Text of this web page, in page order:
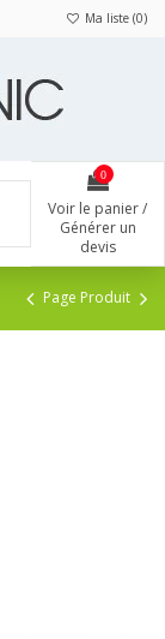
Ma liste (0)
0
Voir le panier /
Générer un
devis
Page Produit